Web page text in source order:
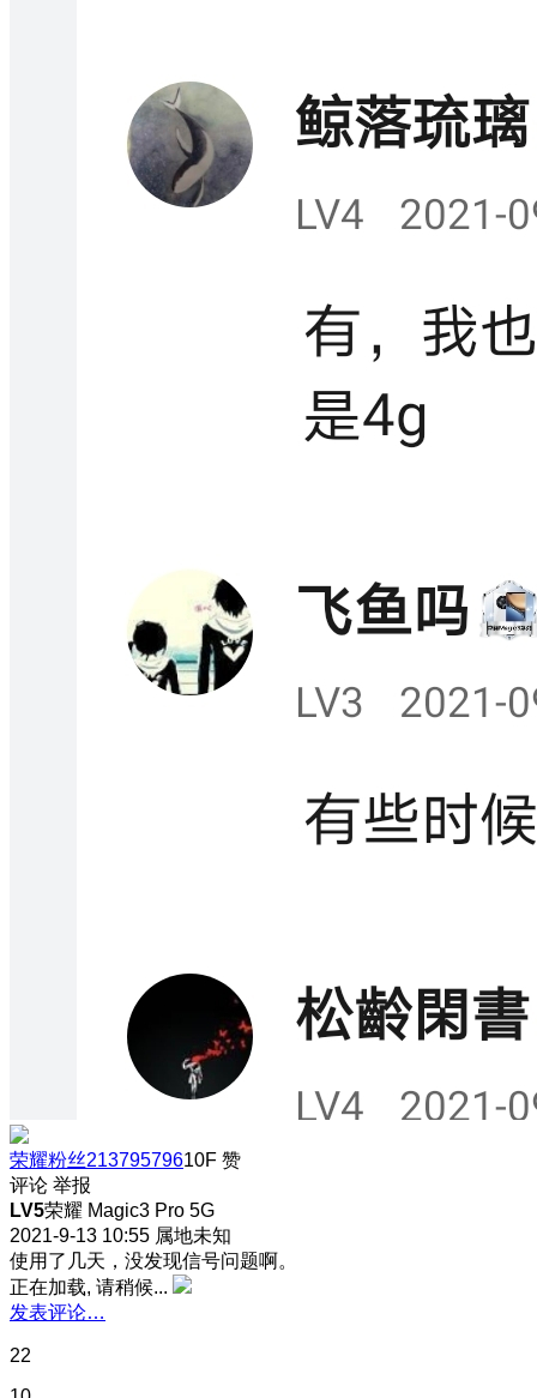
荣耀粉丝21379579610F 赞
评论 举报
LV5荣耀 Magic3 Pro 5G
2021-9-13 10:55 属地未知
使用了几天，没发现信号问题啊。
正在加载, 请稍候...
发表评论…
22